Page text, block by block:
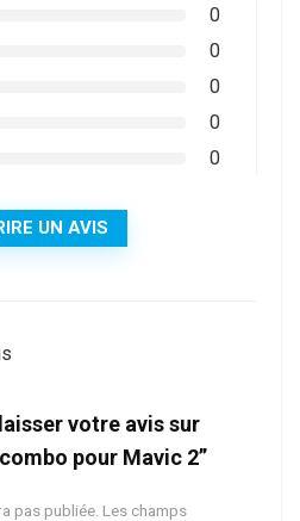
0
0
0
0
0
UN AVIS
votre avis sur
pour Mavic 2”
pas publiée. Les champs